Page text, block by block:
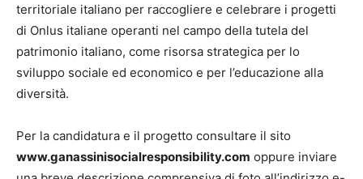
territoriale italiano per raccogliere e celebrare i progetti
di Onlus italiane operanti nel campo della tutela del
patrimonio italiano, come risorsa strategica per lo
sviluppo sociale ed economico e per l’educazione alla
diversità.
Per la candidatura e il progetto consultare il sito
www.ganassinisocialresponsibility.com oppure inviare